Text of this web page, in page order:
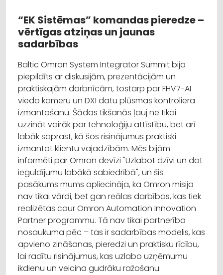
“EK Sistēmas” komandas pieredze –
vērtīgas atziņas un jaunas
sadarbības
Baltic Omron System Integrator Summit bija
piepildīts ar diskusijām, prezentācijām un
praktiskajām darbnīcām, tostarp par FHV7-AI
viedo kameru un DX1 datu plūsmas kontroliera
izmantošanu. Šādas tikšanās ļauj ne tikai
uzzināt vairāk par tehnoloģiju attīstību, bet arī
labāk saprast, kā šos risinājumus praktiski
izmantot klientu vajadzībām. Mēs bijām
informēti par Omron devīzi "Uzlabot dzīvi un dot
ieguldījumu labākā sabiedrībā", un šis
pasākums mums apliecināja, ka Omron misija
nav tikai vārdi, bet gan reālas darbības, kas tiek
realizētas caur Omron Automation Innovation
Partner programmu. Tā nav tikai partnerība
nosaukuma pēc – tas ir sadarbības modelis, kas
apvieno zināšanas, pieredzi un praktisku rīcību,
lai radītu risinājumus, kas uzlabo uzņēmumu
ikdienu un veicina gudrāku ražošanu.